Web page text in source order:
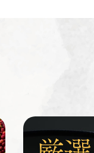
福袋